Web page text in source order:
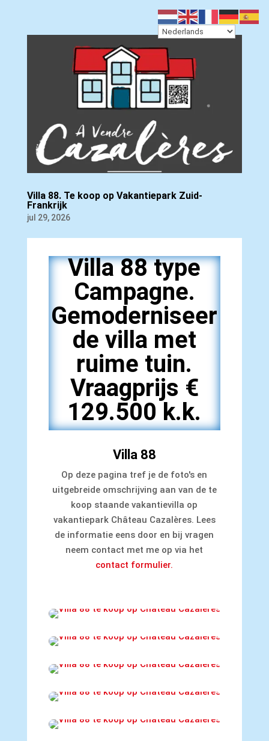
Villa 88. Te koop op Vakantiepark Zuid-
Frankrijk
jul 29, 2026
Villa 88 type
Campagne.
Gemoderniseer
de villa met
ruime tuin.
Vraagprijs €
129.500 k.k.
Villa 88
Op deze pagina tref je de foto's en
uitgebreide omschrijving aan van de te
koop staande vakantievilla op
vakantiepark Château Cazalères. Lees
de informatie eens door en bij vragen
neem contact met me op via het
contact formulier.